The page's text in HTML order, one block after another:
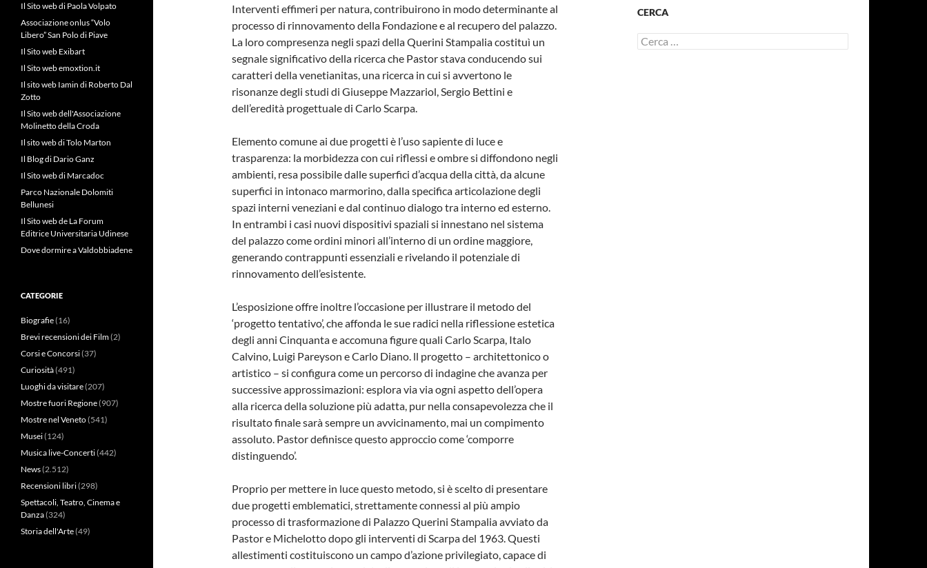
Interventi effimeri per natura, contribuirono in modo determinante al
processo di rinnovamento della Fondazione e al recupero del palazzo.
La loro compresenza negli spazi della Querini Stampalia costituì un
segnale significativo della ricerca che Pastor stava conducendo sui
caratteri della venetianitas, una ricerca in cui si avvertono le
risonanze degli studi di Giuseppe Mazzariol, Sergio Bettini e
dell’eredità progettuale di Carlo Scarpa.
Elemento comune ai due progetti è l’uso sapiente di luce e
trasparenza: la morbidezza con cui riflessi e ombre si diffondono negli
ambienti, resa possibile dalle superfici d’acqua della città, da alcune
superfici in intonaco marmorino, dalla specifica articolazione degli
spazi interni veneziani e dal continuo dialogo tra interno ed esterno.
In entrambi i casi nuovi dispositivi spaziali si innestano nel sistema
del palazzo come ordini minori all’interno di un ordine maggiore,
generando contrappunti essenziali e rivelando il potenziale di
rinnovamento dell’esistente.
L’esposizione offre inoltre l’occasione per illustrare il metodo del
‘progetto tentativo’, che affonda le sue radici nella riflessione estetica
degli anni Cinquanta e accomuna figure quali Carlo Scarpa, Italo
Calvino, Luigi Pareyson e Carlo Diano. ll progetto – architettonico o
artistico – si configura come un percorso di indagine che avanza per
successive approssimazioni: esplora via via ogni aspetto dell’opera
alla ricerca della soluzione più adatta, pur nella consapevolezza che il
risultato finale sarà sempre un avvicinamento, mai un compimento
assoluto. Pastor definisce questo approccio come ‘comporre
distinguendo’.
Proprio per mettere in luce questo metodo, si è scelto di presentare
due progetti emblematici, strettamente connessi al più ampio
processo di trasformazione di Palazzo Querini Stampalia avviato da
Pastor e Michelotto dopo gli interventi di Scarpa del 1963. Questi
allestimenti costituiscono un campo d’azione privilegiato, capace di
CERCA
Ricerca
per:
Il Sito web di Paola Volpato
Associazione onlus “Volo
Libero” San Polo di Piave
Il Sito web Exibart
Il Sito web emoxtion.it
Il sito web Iamin di Roberto Dal
Zotto
Il Sito web dell'Associazione
Molinetto della Croda
Il sito web di Tolo Marton
Il Blog di Dario Ganz
Il Sito web di Marcadoc
Parco Nazionale Dolomiti
Bellunesi
Il Sito web de La Forum
Editrice Universitaria Udinese
Dove dormire a Valdobbiadene
CATEGORIE
Biografie(16)
Brevi recensioni dei Film(2)
Corsi e Concorsi(37)
Curiosità(491)
Luoghi da visitare(207)
Mostre fuori Regione(907)
Mostre nel Veneto(541)
Musei(124)
Musica live-Concerti(442)
News(2.512)
Recensioni libri(298)
Spettacoli, Teatro, Cinema e
Danza(324)
Storia dell'Arte(49)